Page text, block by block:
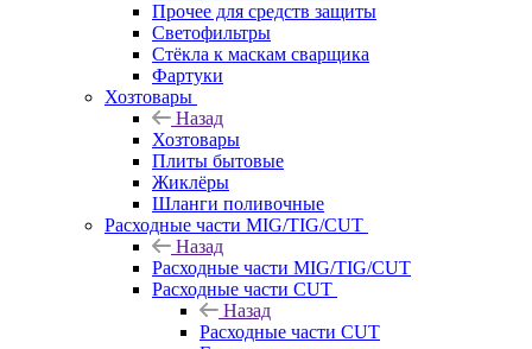
Прочее для средств защиты
Светофильтры
Стёкла к маскам сварщика
Фартуки
Хозтовары
Назад
Хозтовары
Плиты бытовые
Жиклёры
Шланги поливочные
Расходные части MIG/TIG/CUT
Назад
Расходные части MIG/TIG/CUT
Расходные части CUT
Назад
Расходные части CUT